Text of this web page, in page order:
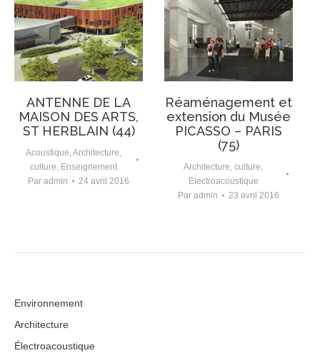
ANTENNE DE LA
MAISON DES ARTS,
ST HERBLAIN (44)
Acoustique,Architecture,
culture, Enseignement
Par admin 24 avril 2016
Réaménagement et
extension du Musée
PICASSO – PARIS
(75)
Architecture, culture,
Electroacoustique
Par admin 23 avril 2016
Environnement
Architecture
Électroacoustique